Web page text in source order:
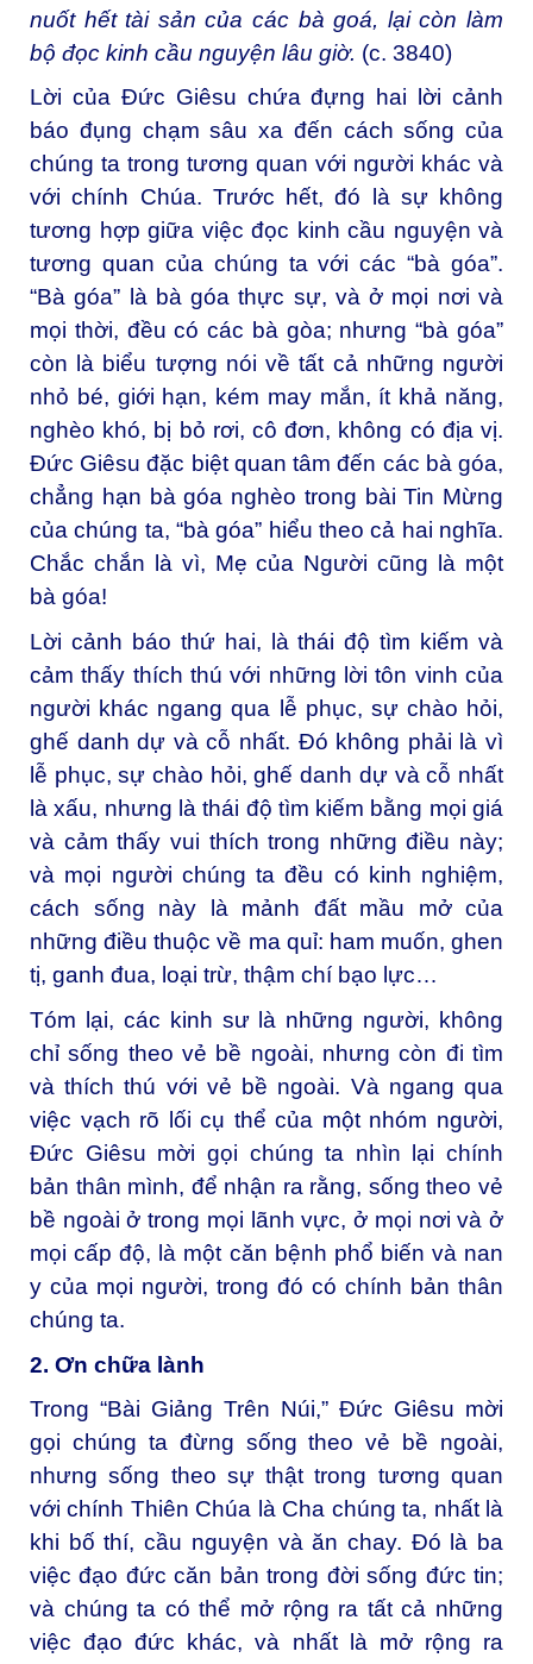
nuốt hết tài sản của các bà goá, lại còn làm
bộ đọc kinh cầu nguyện lâu giờ. (c. 3840)
Lời của Đức Giêsu chứa đựng hai lời cảnh
báo đụng chạm sâu xa đến cách sống của
chúng ta trong tương quan với người khác và
với chính Chúa. Trước hết, đó là sự không
tương hợp giữa việc đọc kinh cầu nguyện và
tương quan của chúng ta với các “bà góa”.
“Bà góa” là bà góa thực sự, và ở mọi nơi và
mọi thời, đều có các bà gòa; nhưng “bà góa”
còn là biểu tượng nói về tất cả những người
nhỏ bé, giới hạn, kém may mắn, ít khả năng,
nghèo khó, bị bỏ rơi, cô đơn, không có địa vị.
Đức Giêsu đặc biệt quan tâm đến các bà góa,
chẳng hạn bà góa nghèo trong bài Tin Mừng
của chúng ta, “bà góa” hiểu theo cả hai nghĩa.
Chắc chắn là vì, Mẹ của Người cũng là một
bà góa!
Lời cảnh báo thứ hai, là thái độ tìm kiếm và
cảm thấy thích thú với những lời tôn vinh của
người khác ngang qua lễ phục, sự chào hỏi,
ghế danh dự và cỗ nhất. Đó không phải là vì
lễ phục, sự chào hỏi, ghế danh dự và cỗ nhất
là xấu, nhưng là thái độ tìm kiếm bằng mọi giá
và cảm thấy vui thích trong những điều này;
và mọi người chúng ta đều có kinh nghiệm,
cách sống này là mảnh đất mầu mở của
những điều thuộc về ma quỉ: ham muốn, ghen
tị, ganh đua, loại trừ, thậm chí bạo lực…
Tóm lại, các kinh sư là những người, không
chỉ sống theo vẻ bề ngoài, nhưng còn đi tìm
và thích thú với vẻ bề ngoài. Và ngang qua
việc vạch rõ lối cụ thể của một nhóm người,
Đức Giêsu mời gọi chúng ta nhìn lại chính
bản thân mình, để nhận ra rằng, sống theo vẻ
bề ngoài ở trong mọi lãnh vực, ở mọi nơi và ở
mọi cấp độ, là một căn bệnh phổ biến và nan
y của mọi người, trong đó có chính bản thân
chúng ta.
2. Ơn chữa lành
Trong “Bài Giảng Trên Núi,” Đức Giêsu mời
gọi chúng ta đừng sống theo vẻ bề ngoài,
nhưng sống theo sự thật trong tương quan
với chính Thiên Chúa là Cha chúng ta, nhất là
khi bố thí, cầu nguyện và ăn chay. Đó là ba
việc đạo đức căn bản trong đời sống đức tin;
và chúng ta có thể mở rộng ra tất cả những
việc đạo đức khác, và nhất là mở rộng ra